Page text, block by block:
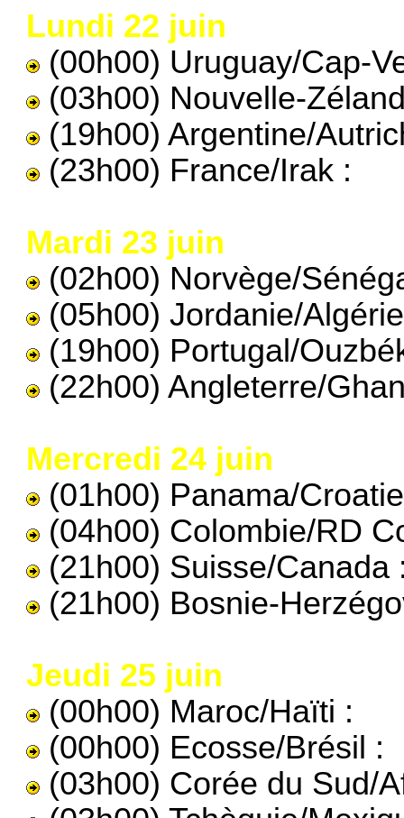
Lundi 22 juin
(00h00) Uruguay/Cap-
(03h00) Nouvelle-
(19h00) Argentine/
(23h00) France/Irak :
Mardi 23 juin
(02h00) Norvège/
(05h00) Jordanie/
(19h00) Portugal/
(22h00) Angleterre/
Mercredi 24 juin
(01h00) Panama/
(04h00) Colombie/RD
(21h00) Suisse/Canada
(21h00) Bosnie-
Jeudi 25 juin
(00h00) Maroc/Haïti :
(00h00) Ecosse/Brésil :
(03h00) Corée du Sud/